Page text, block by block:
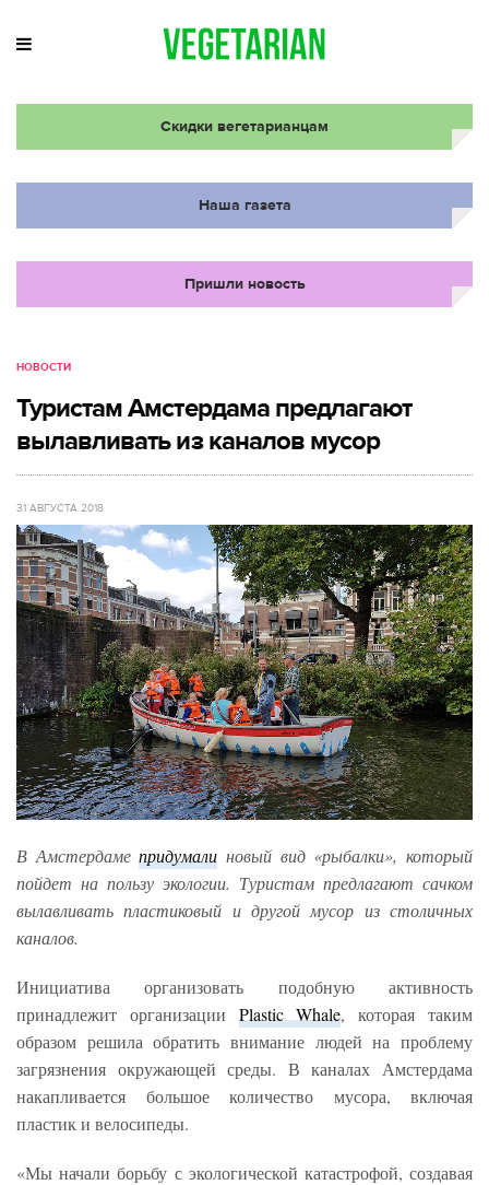
Скидки вегетарианцам
Наша газета
Пришли новость
НОВОСТИ
Туристам Амстердама предлагают
вылавливать из каналов мусор
31 АВГУСТА 2018
В Амстердамепридумали новый вид «рыбалки», который
пойдет на пользу экологии. Туристам предлагают сачком
вылавливать пластиковый и другой мусор из столичных
каналов.
Инициатива организовать подобную активность
принадлежит организации Plastic Whale, которая таким
образом решила обратить внимание людей на проблему
загрязнения окружающей среды. В каналах Амстердама
накапливается большое количество мусора, включая
пластик и велосипеды.
«Мы начали борьбу с экологической катастрофой, создавая